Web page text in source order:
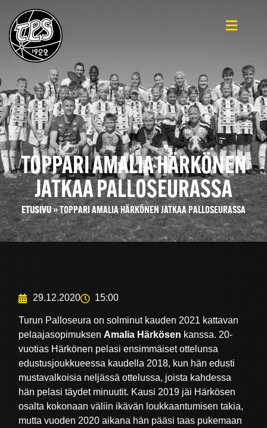
TOPPARI AMALIA HÄRKÖNEN
JATKAA PALLOSEURASSA
ETUSIVU»TOPPARI AMALIA HÄRKÖNEN JATKAA PALLOSEURASSA
29.12.2020 15:00
Turun Palloseura on solminut kauden 2021 kattavan
pelaajasopimuksen Amalia Härkösen kanssa. 20-
vuotias Härkönen pelasi ensimmäiset ottelunsa
edustusjoukkueessa kaudella 2018, kun hän edusti
mustavalkoisia neljässä ottelussa, joista kahdessa
hän pelasi täydet minuutit. Kausi 2019 jäi Härkösen
osalta kokonaan väliin ikävän loukkaantumisen takia,
mutta vuoden 2020 aikana hän pääsi taas pukemaan